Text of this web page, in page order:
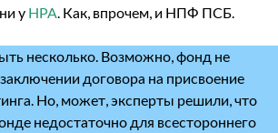
, ни у НРА . Как, впрочем, и НПФ ПСБ.
несколько. Возможно, фонд не
договора на присвоение
Но, может, эксперты решили, что
недостаточно для всестороннего